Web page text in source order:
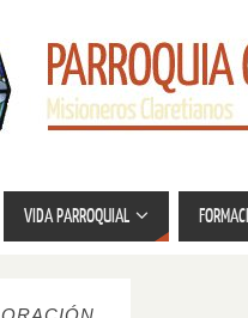
VIDA PARROQUIAL